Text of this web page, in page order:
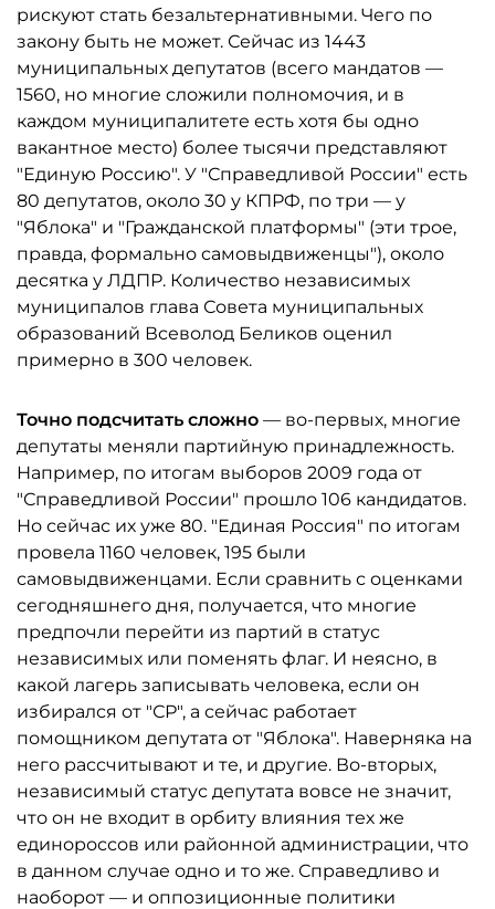
рискуют стать безальтернативными. Чего по
закону быть не может. Сейчас из 1443
муниципальных депутатов (всего мандатов —
1560, но многие сложили полномочия, и в
каждом муниципалитете есть хотя бы одно
вакантное место) более тысячи представляют
"Единую Россию". У "Справедливой России" есть
80 депутатов, около 30 у КПРФ, по три — у
"Яблока" и "Гражданской платформы" (эти трое,
правда, формально самовыдвиженцы"), около
десятка у ЛДПР. Количество независимых
муниципалов глава Совета муниципальных
образований Всеволод Беликов оценил
примерно в 300 человек.
Точно подсчитать сложно — во-первых, многие
депутаты меняли партийную принадлежность.
Например, по итогам выборов 2009 года от
"Справедливой России" прошло 106 кандидатов.
Но сейчас их уже 80. "Единая Россия" по итогам
провела 1160 человек, 195 были
самовыдвиженцами. Если сравнить с оценками
сегодняшнего дня, получается, что многие
предпочли перейти из партий в статус
независимых или поменять флаг. И неясно, в
какой лагерь записывать человека, если он
избирался от "СР", а сейчас работает
помощником депутата от "Яблока". Наверняка на
него рассчитывают и те, и другие. Во-вторых,
независимый статус депутата вовсе не значит,
что он не входит в орбиту влияния тех же
единороссов или районной администрации, что
в данном случае одно и то же. Справедливо и
наоборот — и оппозиционные политики